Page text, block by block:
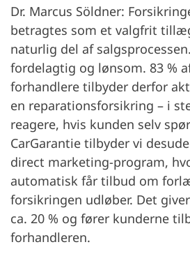
Dr. Marcus Söldner:
betragtes som et valgfrit
naturlig del af
fordelagtig og lønsom. 83 %
forhandlere tilbyder derfor
en reparationsforsikring – i
reagere, hvis kunden selv
CarGarantie tilbyder vi
direct marketing-program,
automatisk får tilbud om
forsikringen udløber. Det
ca. 20 % og fører kunderne
forhandleren.